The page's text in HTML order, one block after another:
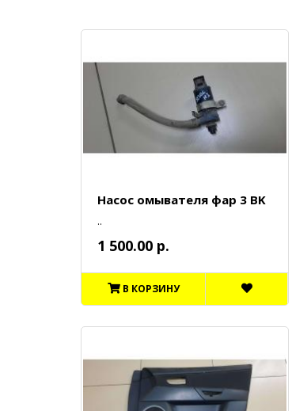
Насос омывателя фар 3 BK
..
1 500.00 р.
В КОРЗИНУ